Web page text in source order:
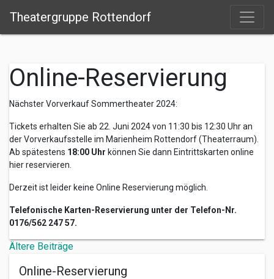
Theatergruppe Rottendorf
Online-Reservierung
Nächster Vorverkauf Sommertheater 2024:
Tickets erhalten Sie ab 22. Juni 2024 von 11:30 bis 12:30 Uhr an
der Vorverkaufsstelle im Marienheim Rottendorf (Theaterraum).
Ab spätestens 18:00 Uhr können Sie dann Eintrittskarten online
hier reservieren.
Derzeit ist leider keine Online Reservierung möglich.
Telefonische Karten-Reservierung unter der Telefon-Nr.
0176/562 247 57.
Beitragsnavigation
Ältere Beiträge
Online-Reservierung